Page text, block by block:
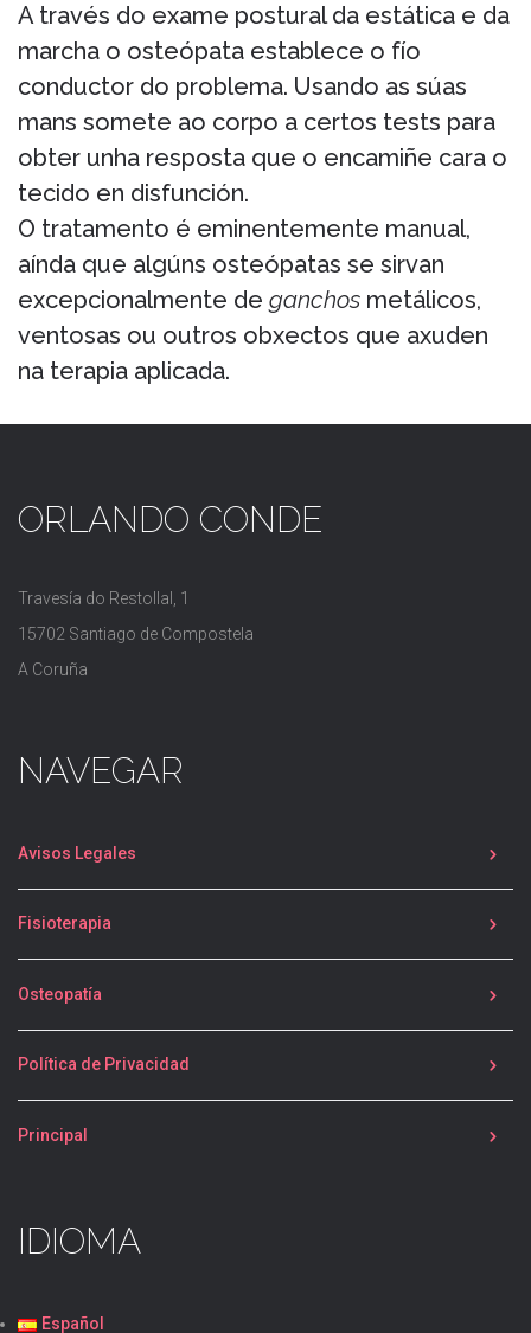
A través do exame postural da estática e da
marcha o osteópata establece o fío
conductor do problema. Usando as súas
mans somete ao corpo a certos tests para
obter unha resposta que o encamiñe cara o
tecido en disfunción.
O tratamento é eminentemente manual,
aínda que algúns osteópatas se sirvan
excepcionalmente de ganchos metálicos,
ventosas ou outros obxectos que axuden
na terapia aplicada.
ORLANDO CONDE
Travesía do Restollal, 1
15702 Santiago de Compostela
A Coruña
NAVEGAR
Avisos Legales
Fisioterapia
Osteopatía
Política de Privacidad
Principal
IDIOMA
Español